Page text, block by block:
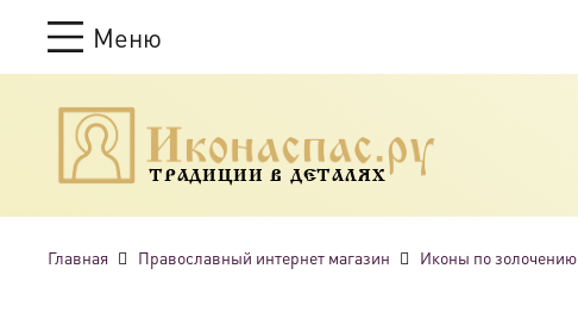
Меню
ТРАДИЦИИ В ДЕТАЛЯХ
Главная Православный интернет магазин Иконы по золочению